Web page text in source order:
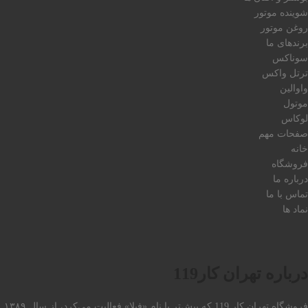
شوینده موتور
روغن موتور
برندهای ما
سوناکس
ترتل واکس
واوالین
موتول
لوکاس
صفحات مهم
خانه
فروشگاه
درباره ما
تماس با ما
نماد ها
فروشگاه تهران کار 119 که پیش‌تر با نام «فیلا» فعالیت می‌کرد، از سال ۱۳۸۹